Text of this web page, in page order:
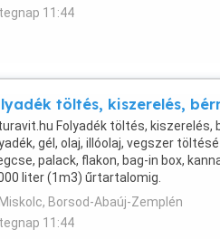
tegnap 11:44
töltés, kiszerelés,
Folyadék töltés, kiszerelés,
gél, olaj, illóolaj, vegszer
palack, flakon, bag-in box,
liter (1m3) űrtartalomig.
Miskolc, Borsod-Abaúj-Zemplén
tegnap 11:44